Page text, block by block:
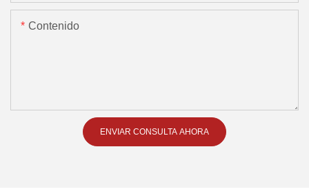
Contenido
ENVIAR CONSULTA AHORA